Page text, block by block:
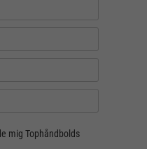
mig Tophåndbolds